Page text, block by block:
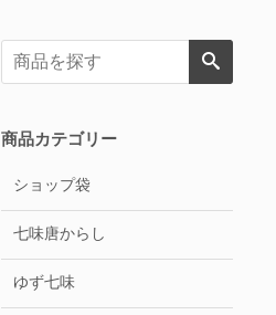
商品カテゴリー
ショップ袋
七味唐からし
ゆず七味